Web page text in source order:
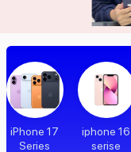
iPhone 17
Series
iphone 16
serise